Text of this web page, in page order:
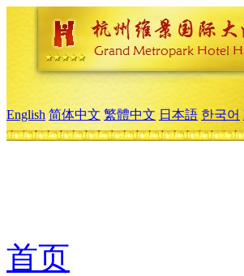
English 简体中文 繁體中文 日本語 한국어
首页